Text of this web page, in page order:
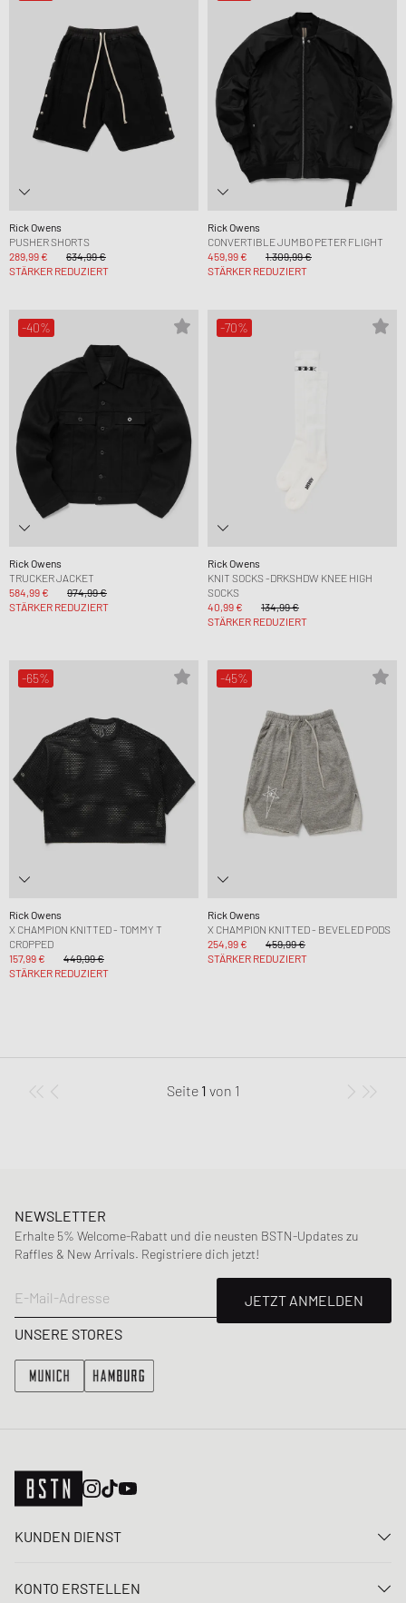
Rick Owens
PUSHER SHORTS
289,99 €
634,99 €
STÄRKER REDUZIERT
Rick Owens
CONVERTIBLE JUMBO PETER FLIGHT
459,99 €
1.309,99 €
STÄRKER REDUZIERT
-40%
Rick Owens
TRUCKER JACKET
584,99 €
974,99 €
STÄRKER REDUZIERT
-70%
Rick Owens
KNIT SOCKS -DRKSHDW KNEE HIGH
SOCKS
40,99 €
134,99 €
STÄRKER REDUZIERT
-65%
Rick Owens
X CHAMPION KNITTED - TOMMY T
CROPPED
157,99 €
449,99 €
STÄRKER REDUZIERT
-45%
Rick Owens
X CHAMPION KNITTED - BEVELED PODS
254,99 €
459,99 €
STÄRKER REDUZIERT
Seite 1 von 1
NEWSLETTER
Erhalte 5% Welcome-Rabatt und die neusten BSTN-Updates zu
Raffles & New Arrivals. Registriere dich jetzt!
E-Mail-Adresse
JETZT ANMELDEN
UNSERE STORES
KUNDEN DIENST
FAQ
KONTO ERSTELLEN